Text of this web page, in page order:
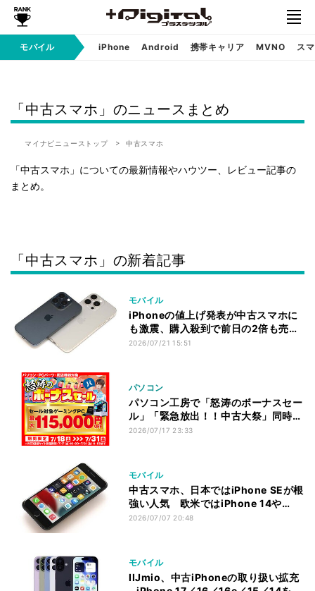
モバイル iPhone Android 携帯キャリア MVNO ス
「中古スマホ」のニュースまとめ
マイナビニューストップ 中古スマホ
「中古スマホ」についての最新情報やハウツー、レビュー記事の
まとめ。
「中古スマホ」の新着記事
モバイル
iPhoneの値上げ発表が中古スマホに
も激震、購入殺到で前日の2倍も売れ
た！ 「にこスマ」調べ
2026/07/21 15:51
パソコン
パソコン工房で「怒涛のボーナスセー
ル」「緊急放出！！中古大祭」同時開
催中！
2026/07/17 23:33
モバイル
中古スマホ、日本ではiPhone SEが根
強い人気 欧米ではiPhone 14や
iPhone 15に支持
2026/07/07 20:48
モバイル
IIJmio、中古iPhoneの取り扱い拡充